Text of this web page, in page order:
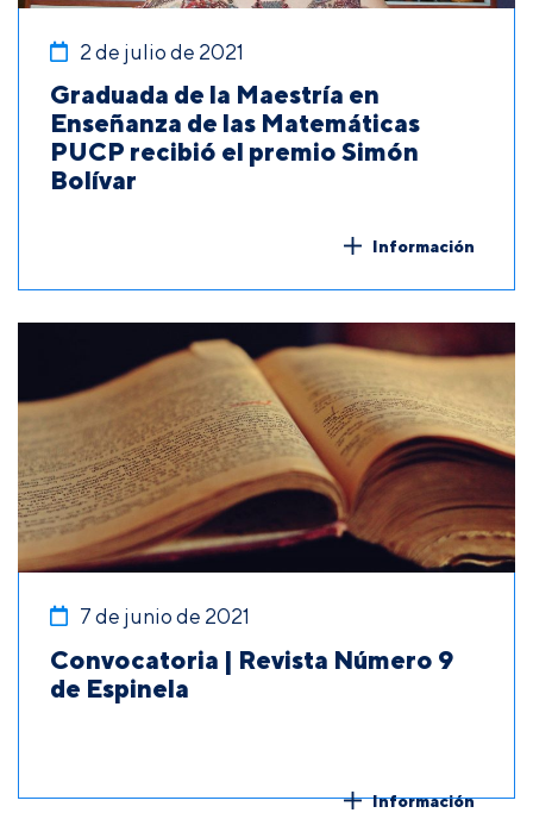
2 de julio de 2021
Graduada de la Maestría en
Enseñanza de las Matemáticas
PUCP recibió el premio Simón
Bolívar
Información
7 de junio de 2021
Convocatoria | Revista Número 9
de Espinela
Información